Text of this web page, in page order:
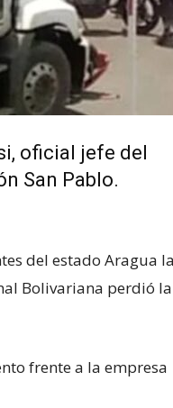
oficial jefe del
San Pablo.
del estado Aragua la
Bolivariana perdió la
frente a la empresa